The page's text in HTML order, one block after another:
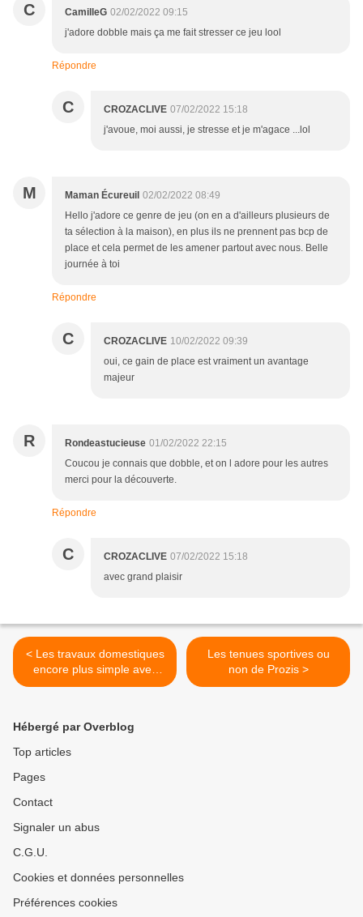
C CamilleG 02/02/2022 09:15
j'adore dobble mais ça me fait stresser ce jeu lool
Répondre
C CROZACLIVE 07/02/2022 15:18
j'avoue, moi aussi, je stresse et je m'agace ...lol
M Maman Écureuil 02/02/2022 08:49
Hello j'adore ce genre de jeu (on en a d'ailleurs plusieurs de
ta sélection à la maison), en plus ils ne prennent pas bcp de
place et cela permet de les amener partout avec nous. Belle
journée à toi
Répondre
C CROZACLIVE 10/02/2022 09:39
oui, ce gain de place est vraiment un avantage
majeur
R Rondeastucieuse 01/02/2022 22:15
Coucou je connais que dobble, et on l adore pour les autres
merci pour la découverte.
Répondre
C CROZACLIVE 07/02/2022 15:18
avec grand plaisir
< Les travaux domestiques
encore plus simple avec
Briochin
Les tenues sportives ou
non de Prozis >
Hébergé par Overblog
Top articles
Pages
Contact
Signaler un abus
C.G.U.
Cookies et données personnelles
Préférences cookies